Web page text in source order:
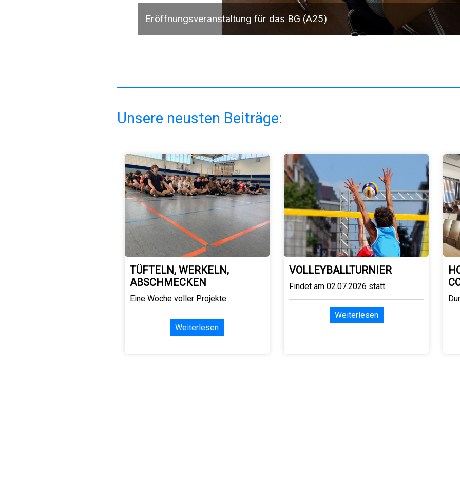
Eröffnungsveranstaltung für das BG (A25)
Unsere neusten Beiträge:
TÜFTELN, WERKELN,
ABSCHMECKEN
Eine Woche voller Projekte.
Weiterlesen
VOLLEYBALLTURNIER
Findet am 02.07.2026 statt.
Weiterlesen